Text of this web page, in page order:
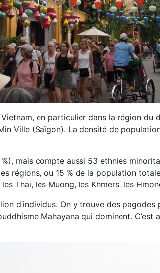
en particulier dans la région
Ville (Saïgon). La densité de
mais compte aussi 53 ethnies
ou 15 % de la population
Thaï, les Muong, les Khmers, les
d’individus. On y trouve des
Mahayana qui dominent.